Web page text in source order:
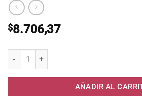
$8.706,37
AÑADIR AL